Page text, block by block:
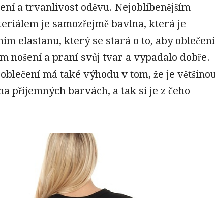
a trvanlivost oděvu. Nejoblíbenějším
je samozřejmě bavlna, která je
elastanu, který se stará o to, aby oblečení
nošení a praní svůj tvar a vypadalo dobře.
má také výhodu v tom, že je
příjemných barvách, a tak si je z čeho